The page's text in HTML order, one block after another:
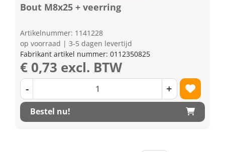
Bout M8x25 + veerring
Artikelnummer: 1141228
op voorraad | 3-5 dagen levertijd
Fabrikant artikel nummer: 0112350825
€ 0,73 excl. BTW
- +
Bestel nu!